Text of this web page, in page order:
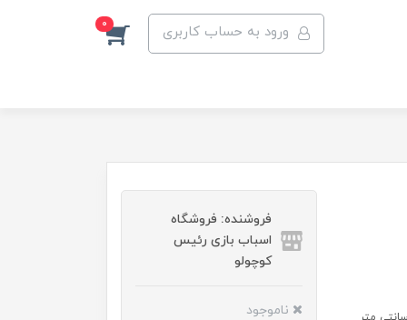
ورود به حساب کاربری 0
فروشنده: فروشگاه
اسباب بازی رئیس
کوچولو
ناموجود